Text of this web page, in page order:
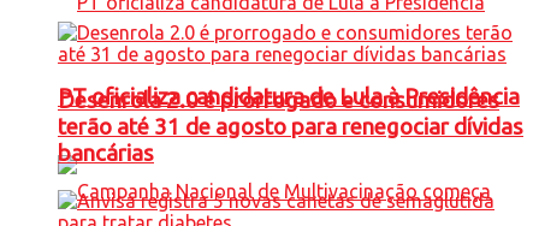
PT oficializa candidatura de Lula à Presidência
Desenrola 2.0 é prorrogado e consumidores
terão até 31 de agosto para renegociar dívidas
bancárias